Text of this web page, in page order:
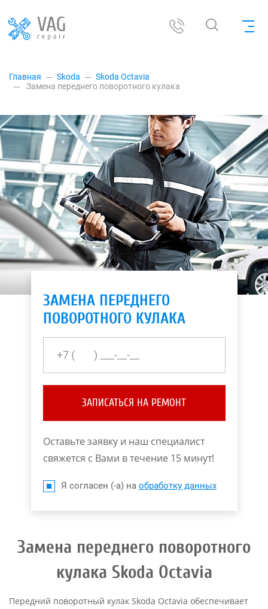
Главная Skoda
Skoda Octavia
Замена переднего поворотного кулака
ЗАМЕНА ПЕРЕДНЕГО
ПОВОРОТНОГО КУЛАКА
ЗАПИСАТЬСЯ НА РЕМОНТ
Оставьте заявку и наш специалист
свяжется с Вами в течение 15 минут!
Я согласен (-а) на обработку данных
Замена переднего поворотного
кулака Skoda Octavia
Передний поворотный кулак Skoda Octavia обеспечивает